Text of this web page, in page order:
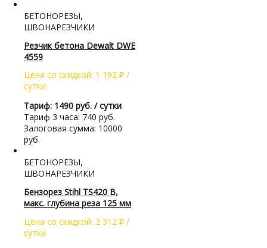
БЕТОНОРЕЗЫ,
ШВОНАРЕЗЧИКИ
Резчик бетона Dewalt DWE
4559
Цена со скидкой: 1 192 ₽ /
сутки
Тариф: 1490 руб. / сутки
Тариф 3 часа: 740 руб.
Залоговая сумма: 10000
руб.
БЕТОНОРЕЗЫ,
ШВОНАРЕЗЧИКИ
Бензорез Stihl TS420 B,
макс. глубина реза 125 мм
Цена со скидкой: 2 312 ₽ /
сутки